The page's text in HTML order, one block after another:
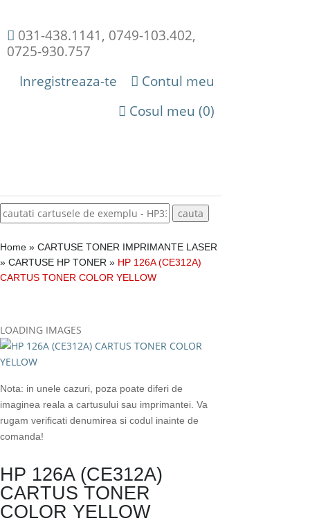
031-438.1141, 0749-103.402,
0725-930.757
Contul meu
Inregistreaza-te
Cosul meu (0)
Home » CARTUSE TONER IMPRIMANTE LASER
» CARTUSE HP TONER » HP 126A (CE312A)
CARTUS TONER COLOR YELLOW
LOADING IMAGES
Nota: in unele cazuri, poza poate diferi de
imaginea reala a cartusului sau imprimantei. Va
rugam verificati denumirea si codul inainte de
comanda!
HP 126A (CE312A)
CARTUS TONER
COLOR YELLOW